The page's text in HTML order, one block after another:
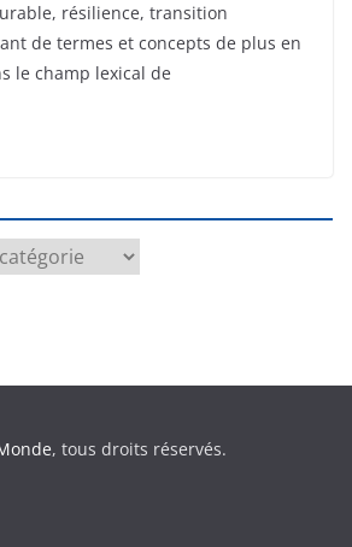
résilience, transition
de termes et concepts de plus en
le champ lexical de
, tous droits réservés.